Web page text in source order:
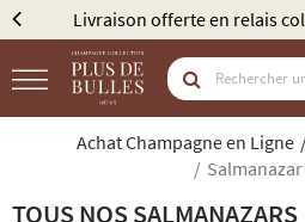
Livraison offerte en relais colis dès
Achat Champagne en Ligne
TOUS NOS SALMANAZARS